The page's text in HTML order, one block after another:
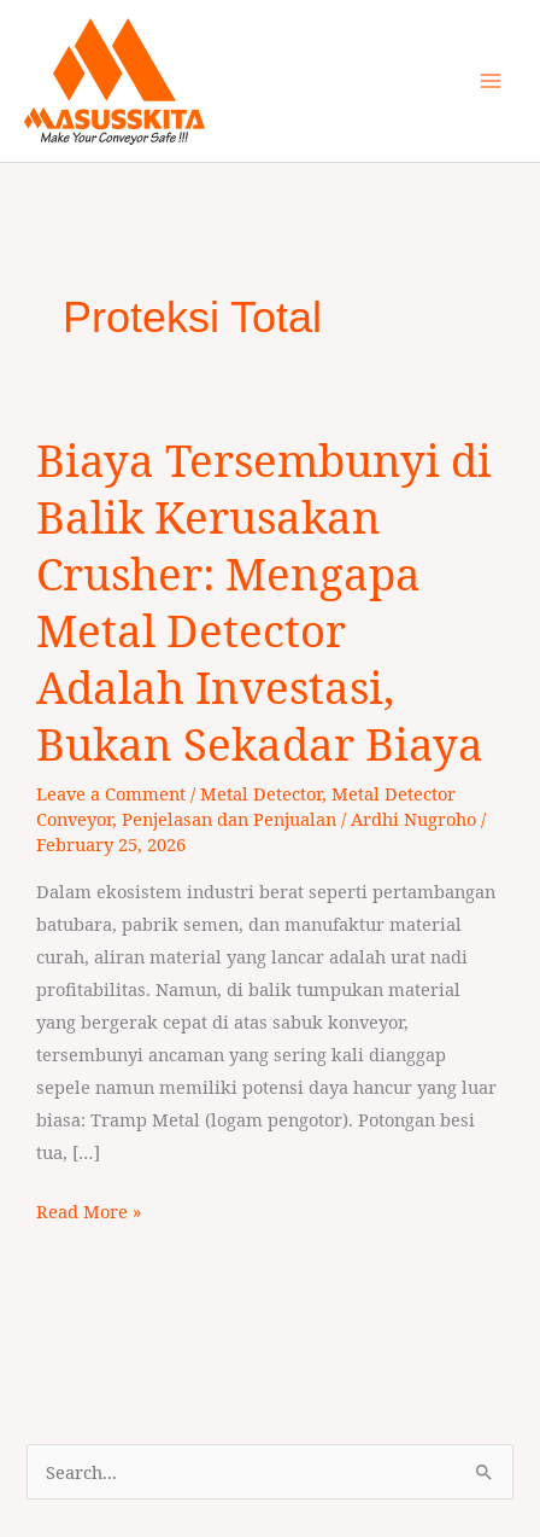
content
Proteksi Total
Biaya Tersembunyi di
Balik Kerusakan
Crusher: Mengapa
Metal Detector
Adalah Investasi,
Bukan Sekadar Biaya
Leave a Comment / Metal Detector, Metal Detector
Conveyor, Penjelasan dan Penjualan/ Ardhi Nugroho /
February 25, 2026
Dalam ekosistem industri berat seperti pertambangan
batubara, pabrik semen, dan manufaktur material
curah, aliran material yang lancar adalah urat nadi
profitabilitas. Namun, di balik tumpukan material
yang bergerak cepat di atas sabuk konveyor,
tersembunyi ancaman yang sering kali dianggap
sepele namun memiliki potensi daya hancur yang luar
biasa: Tramp Metal (logam pengotor). Potongan besi
tua, […]
Tersembunyi
Balik
Crusher:
Mengapa
Metal
Detector
Investasi,
Sekadar
Biaya
Read More »